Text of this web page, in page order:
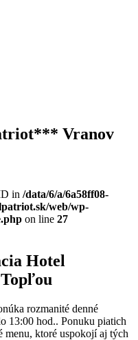
Vranov
in /data/6/a/6a58ff08-
web/wp-
on line 27
Hotel
rozmanité denné
13:00 hod.. Ponuku piatich
menu, ktoré uspokojí aj tých